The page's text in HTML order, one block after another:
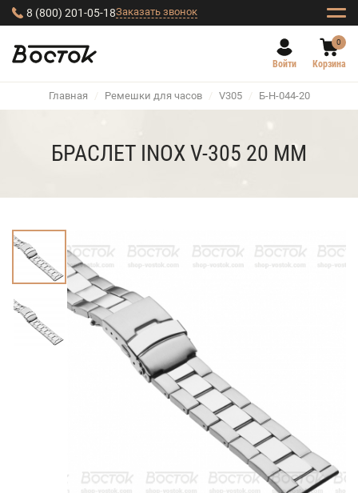
8 (800) 201-05-18Заказать звонок
Войти
0
Корзина
Главная / Ремешки для часов / V305 / Б-Н-044-20
БРАСЛЕТ INOX V-305 20 ММ